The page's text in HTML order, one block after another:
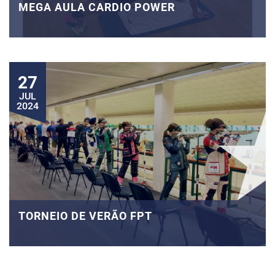
MEGA AULA CARDIO POWER
27
JUL
2024
TORNEIO DE VERÃO FPT